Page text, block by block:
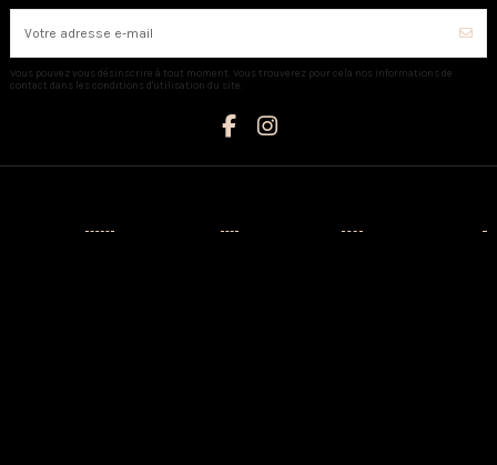
Vous pouvez vous désinscrire à tout moment. Vous trouverez pour cela nos informations de
contact dans les conditions d'utilisation du site.